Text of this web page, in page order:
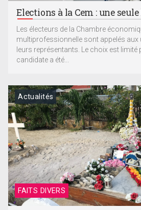
Elections à la Cem : une
Les électeurs de la Chambre
multiprofessionnelle sont appelés aux
leurs représentants. Le choix est limité
candidate a été...
FAITS DIVERS
Actualités